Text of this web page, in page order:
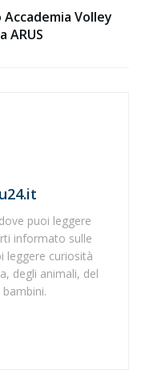
Volley
ARUS
puoi leggere
informato sulle
leggere curiosità
degli animali, del